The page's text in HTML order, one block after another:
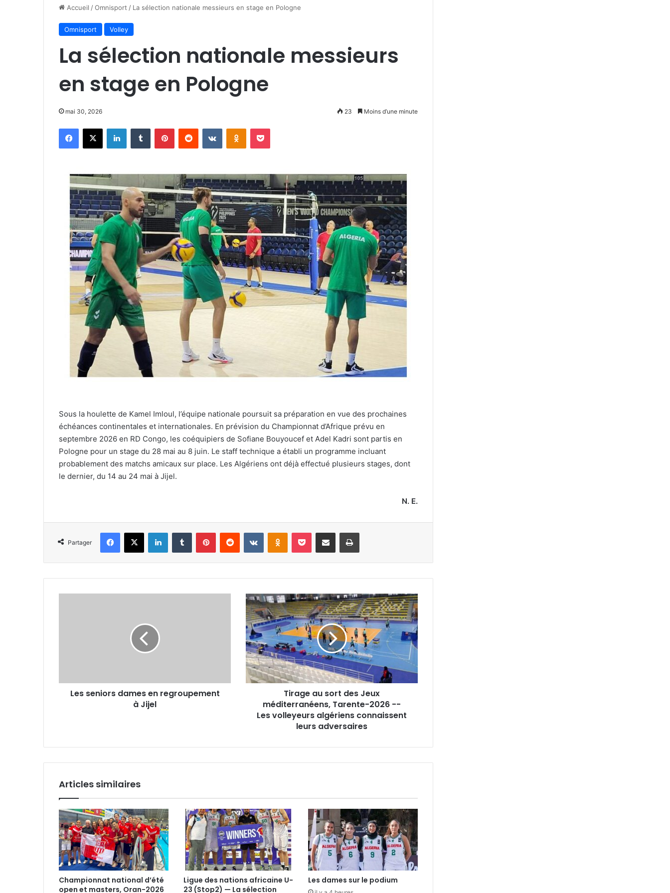
Accueil /Omnisport / La sélection nationale messieurs en stage en Pologne
Omnisport Volley
La sélection nationale messieurs
en stage en Pologne
mai 30, 2026 23 Moins d’une minute
Facebook
X LinkedinTumblr PinterestReddit VKontakteOdnoklassniki
Pocket
Sous la houlette de Kamel Imloul, l’équipe nationale poursuit sa préparation en vue des prochaines
échéances continentales et internationales. En prévision du Championnat d’Afrique prévu en
septembre 2026 en RD Congo, les coéquipiers de Sofiane Bouyoucef et Adel Kadri sont partis en
Pologne pour un stage du 28 mai au 8 juin. Le staff technique a établi un programme incluant
probablement des matchs amicaux sur place. Les Algériens ont déjà effectué plusieurs stages, dont
le dernier, du 14 au 24 mai à Jijel.
N. E.
Partager
Facebook
X LinkedinTumblr PinterestReddit VKontakteOdnoklassniki
Pocket Partager par email Imprimer
Les seniors dames en regroupement
à Jijel
Tirage
au
sort
des
Jeux
méditerranéens,
Tarente-
2026
-
volleyeurs
Tirage au sort des Jeux
méditerranéens, Tarente-2026 --
Les volleyeurs algériens connaissent
leurs adversaires
Articles similaires
Championnat national d’été
open et masters, Oran-2026
Ligue des nations africaine U-
23 (Stop2) — La sélection
Les dames sur le podium